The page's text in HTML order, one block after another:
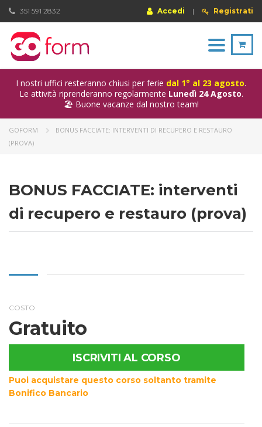
Accedi | Registrati
351 591 2832
Toggle
navigation
I nostri uffici resteranno chiusi per ferie dal 1° al 23 agosto.
Le attività riprenderanno regolarmente Lunedì 24 Agosto.
🏖️ Buone vacanze dal nostro team!
GOFORM
BONUS FACCIATE: INTERVENTI DI RECUPERO E RESTAURO
(PROVA)
BONUS FACCIATE: interventi
di recupero e restauro (prova)
COSTO
Gratuito
ISCRIVITI AL CORSO
Puoi acquistare questo corso soltanto tramite
Bonifico Bancario